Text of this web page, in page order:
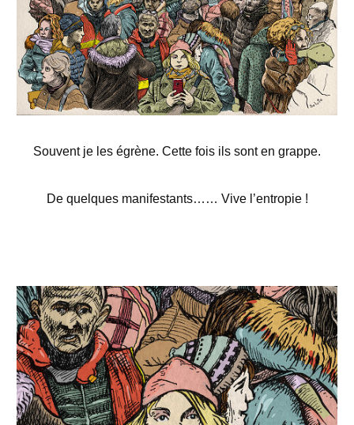
Souvent je les égrène. Cette fois ils sont en grappe.
De quelques manifestants… … Vive l’entropie !